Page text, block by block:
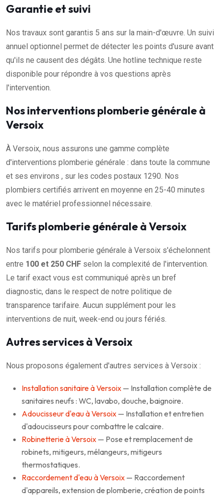
Garantie et suivi
Nos travaux sont garantis 5 ans sur la main-d'œuvre. Un suivi
annuel optionnel permet de détecter les points d'usure avant
qu'ils ne causent des dégâts. Une hotline technique reste
disponible pour répondre à vos questions après
l'intervention.
Nos interventions plomberie générale à
Versoix
À Versoix, nous assurons une gamme complète
d'interventions plomberie générale : dans toute la commune
et ses environs , sur les codes postaux 1290. Nos
plombiers certifiés arrivent en moyenne en 25-40 minutes
avec le matériel professionnel nécessaire.
Tarifs plomberie générale à Versoix
Nos tarifs pour plomberie générale à Versoix s'échelonnent
entre 100 et 250 CHF selon la complexité de l'intervention.
Le tarif exact vous est communiqué après un bref
diagnostic, dans le respect de notre politique de
transparence tarifaire. Aucun supplément pour les
interventions de nuit, week-end ou jours fériés.
Autres services à Versoix
Nous proposons également d'autres services à Versoix :
Installation sanitaire à Versoix — Installation complète de
sanitaires neufs : WC, lavabo, douche, baignoire.
Adoucisseur d'eau à Versoix — Installation et entretien
d'adoucisseurs pour combattre le calcaire.
Robinetterie à Versoix — Pose et remplacement de
robinets, mitigeurs, mélangeurs, mitigeurs
thermostatiques.
Raccordement d'eau à Versoix — Raccordement
d'appareils, extension de plomberie, création de points